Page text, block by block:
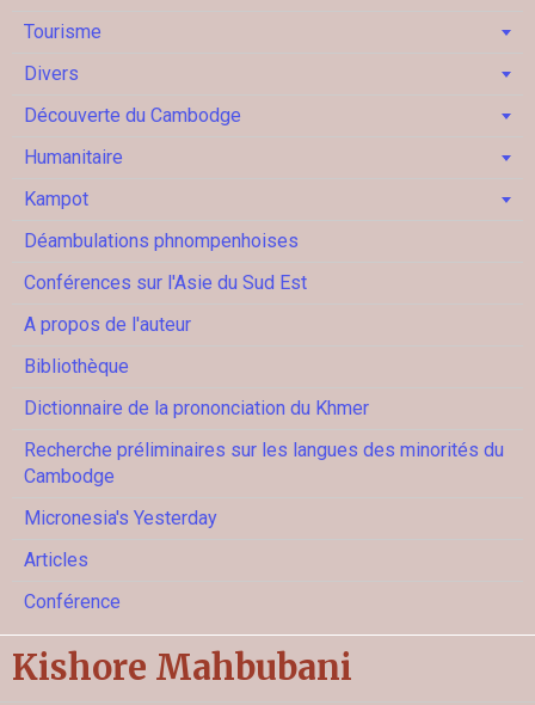
Kishore Mahbubani
Tourisme
Divers
Découverte du Cambodge
Humanitaire
Kampot
Déambulations phnompenhoises
Conférences sur l'Asie du Sud Est
A propos de l'auteur
Bibliothèque
Dictionnaire de la prononciation du Khmer
Recherche préliminaires sur les langues des minorités du
Cambodge
Micronesia's Yesterday
Articles
Conférence